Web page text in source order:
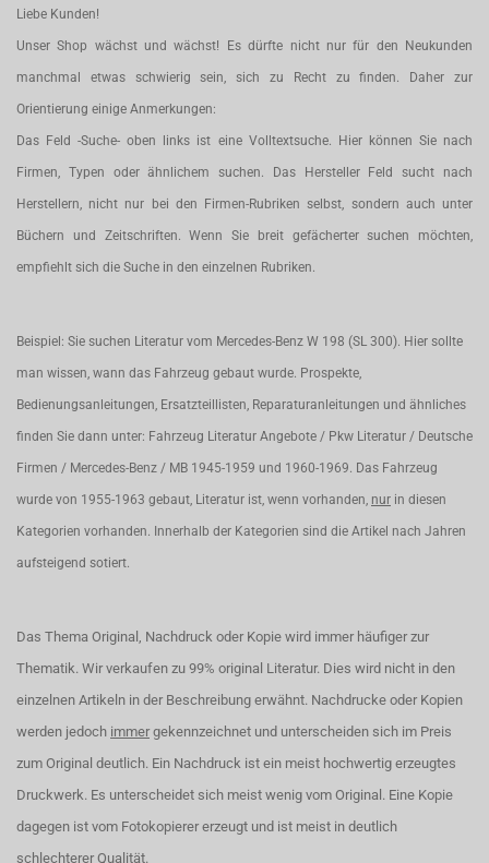
Liebe Kunden!
Unser Shop wächst und wächst! Es dürfte nicht nur für den Neukunden
manchmal etwas schwierig sein, sich zu Recht zu finden. Daher zur
Orientierung einige Anmerkungen:
Das Feld -Suche- oben links ist eine Volltextsuche. Hier können Sie nach
Firmen, Typen oder ähnlichem suchen. Das Hersteller Feld sucht nach
Herstellern, nicht nur bei den Firmen-Rubriken selbst, sondern auch unter
Büchern und Zeitschriften. Wenn Sie breit gefächerter suchen möchten,
empfiehlt sich die Suche in den einzelnen Rubriken.
Beispiel: Sie suchen Literatur vom Mercedes-Benz W 198 (SL 300). Hier sollte
man wissen, wann das Fahrzeug gebaut wurde. Prospekte,
Bedienungsanleitungen, Ersatzteillisten, Reparaturanleitungen und ähnliches
finden Sie dann unter: Fahrzeug Literatur Angebote / Pkw Literatur / Deutsche
Firmen / Mercedes-Benz / MB 1945-1959 und 1960-1969. Das Fahrzeug
wurde von 1955-1963 gebaut, Literatur ist, wenn vorhanden, nur in diesen
Kategorien vorhanden. Innerhalb der Kategorien sind die Artikel nach Jahren
aufsteigend sotiert.
Das Thema Original, Nachdruck oder Kopie wird immer häufiger zur
Thematik. Wir verkaufen zu 99% original Literatur. Dies wird nicht in den
einzelnen Artikeln in der Beschreibung erwähnt. Nachdrucke oder Kopien
werden jedoch immer gekennzeichnet und unterscheiden sich im Preis
zum Original deutlich. Ein Nachdruck ist ein meist hochwertig erzeugtes
Druckwerk. Es unterscheidet sich meist wenig vom Original. Eine Kopie
dagegen ist vom Fotokopierer erzeugt und ist meist in deutlich
schlechterer Qualität.